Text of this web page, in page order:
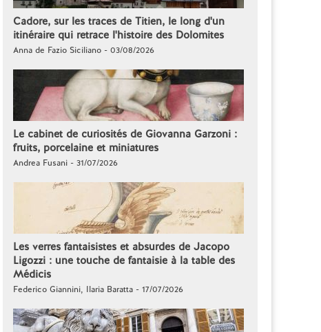
Cadore, sur les traces de Titien, le long d'un
itinéraire qui retrace l'histoire des Dolomites
Anna de Fazio Siciliano - 03/08/2026
Le cabinet de curiosités de Giovanna Garzoni :
fruits, porcelaine et miniatures
Andrea Fusani - 31/07/2026
Les verres fantaisistes et absurdes de Jacopo
Ligozzi : une touche de fantaisie à la table des
Médicis
Federico Giannini, Ilaria Baratta - 17/07/2026